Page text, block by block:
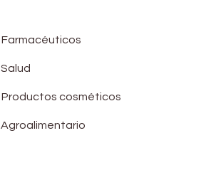
Farmacéuticos
Salud
Productos cosméticos
Agroalimentario